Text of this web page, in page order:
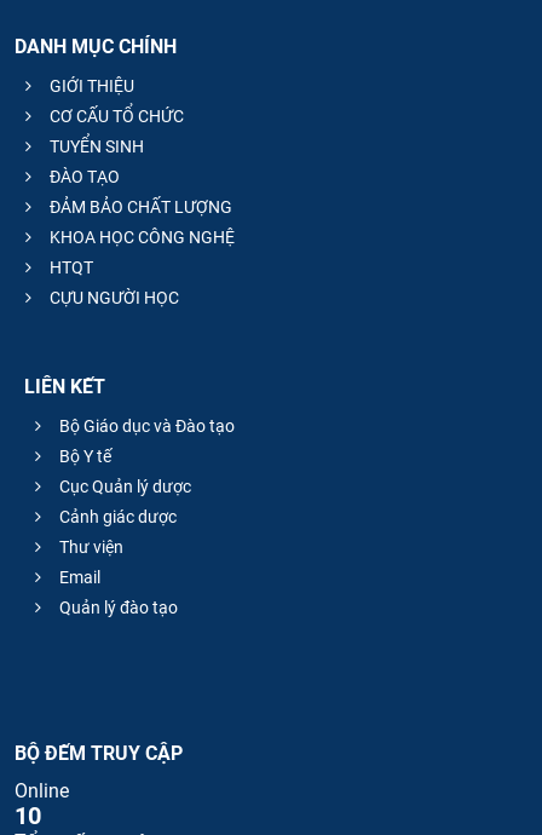
DANH MỤC CHÍNH
GIỚI THIỆU
CƠ CẤU TỔ CHỨC
TUYỂN SINH
ĐÀO TẠO
ĐẢM BẢO CHẤT LƯỢNG
KHOA HỌC CÔNG NGHỆ
HTQT
CỰU NGƯỜI HỌC
LIÊN KẾT
Bộ Giáo dục và Đào tạo
Bộ Y tế
Cục Quản lý dược
Cảnh giác dược
Thư viện
Email
Quản lý đào tạo
BỘ ĐẾM TRUY CẬP
Online
10